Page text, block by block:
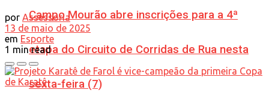
Campo Mourão abre inscrições para a 4ª
etapa do Circuito de Corridas de Rua nesta
sexta-feira (7)
por Assessoria
13 de maio de 2025
em Esporte
1 min read